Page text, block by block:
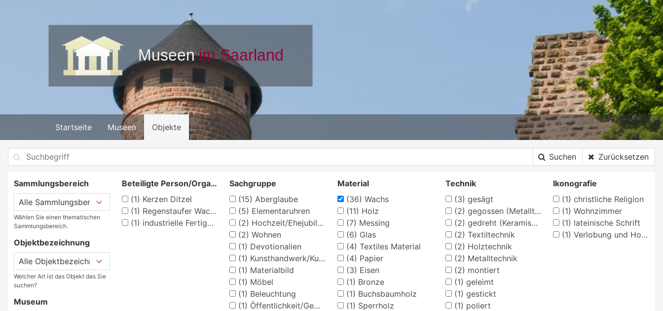
Startseite Museen Objekte
Suchen Zurücksetzen
Sammlungsbereich
Wählen Sie einen thematischen
Sammlungsbereich.
Objektbezeichnung
Welcher Art ist das Objekt das Sie
suchen?
Museum
Beteiligte Person/Organisation
(1) Kerzen Ditzel
(1) Regenstaufer Wachskunst
(1) industrielle Fertigung
Sachgruppe
(15) Aberglaube
(5) Elementaruhren
(2) Hochzeit/Ehejubiläen
(2) Wohnen
(1) Devotionalien
(1) Kunsthandwerk/Kunstgewerbe
(1) Materialbild
(1) Möbel
(1) Beleuchtung
(1) Öffentlichkeit/Gemeinwesen
Material
(36) Wachs
(11) Holz
(7) Messing
(6) Glas
(4) Textiles Material
(4) Papier
(3) Eisen
(1) Bronze
(1) Buchsbaumholz
(1) Sperrholz
Technik
(3) gesägt
(2) gegossen (Metalltechnik)
(2) gedreht (Keramische Techniken)
(2) Textiltechnik
(2) Holztechnik
(2) Metalltechnik
(2) montiert
(1) geleimt
(1) gestickt
(1) poliert
Ikonografie
(1) christliche Religion
(1) Wohnzimmer
(1) lateinische Schrift
(1) Verlobung und Hochzeit